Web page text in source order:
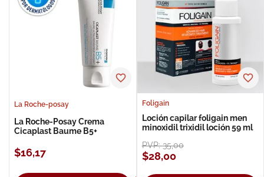
La Roche-posay
La Roche-Posay Crema
Cicaplast Baume B5+
$16,17
Foligain
Loción capilar foligain men
minoxidil trixidil loción 59 ml
PVP:35,00
$28,00